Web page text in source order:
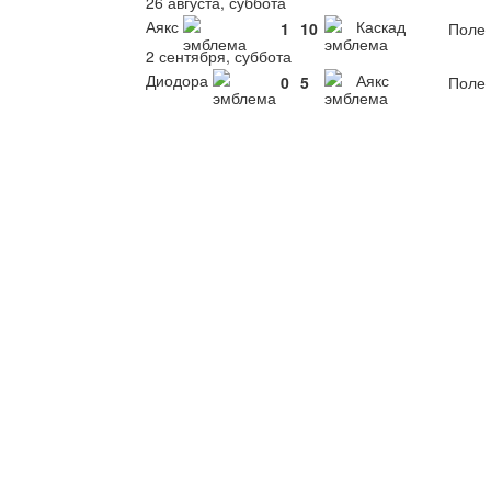
Аякс
1 10 Каскад
Поле
2 сентября, суббота
Диодора
0 5 Аякс Поле